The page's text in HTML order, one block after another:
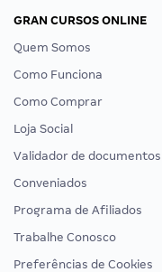
GRAN CURSOS ONLINE
Quem Somos
Como Funciona
Como Comprar
Loja Social
Validador de documentos
Conveniados
Programa de Afiliados
Trabalhe Conosco
Preferências de Cookies